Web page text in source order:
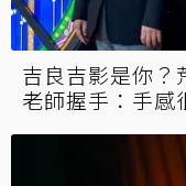
吉良吉影是你？
老師握手：手感